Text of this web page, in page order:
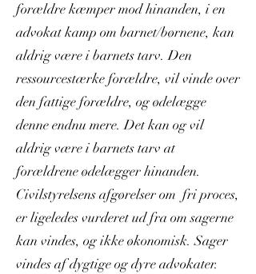
forældre kæmper mod hinanden, i en
advokat kamp om barnet/børnene, kan
aldrig være i barnets tarv. Den
ressourcestærke forældre, vil vinde over
den fattige forældre, og ødelægge
denne endnu mere. Det kan og vil
aldrig være i barnets tarv at
forældrene ødelægger hinanden.
Civilstyrelsens afgørelser om fri proces,
er ligeledes vurderet ud fra om sagerne
kan vindes, og ikke økonomisk. Sager
vindes af dygtige og dyre advokater.